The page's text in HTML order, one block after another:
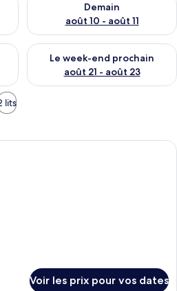
Demain
août 10 - août 11
week-end août 14 - août 16
Le week-end prochain
août 21 - août 23
Vérifier la disponibilité pour
lits
Une chambre d’hôtel moderne
Voir les prix pour vos dates